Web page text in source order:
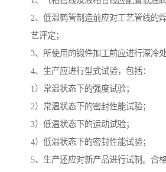
2、低温鹤管制造前应对工艺管线的
艺评定；
3、所使用的锻件加工前应进行深冷处
4、生产应进行型式试验，包括：
1）常温状态下的强度试验；
2）常温状态下的密封性能试验；
3）低温状态下的运动试验；
4）低温状态下的密封性能试验；
5、生产还应对新产品进行试制。合